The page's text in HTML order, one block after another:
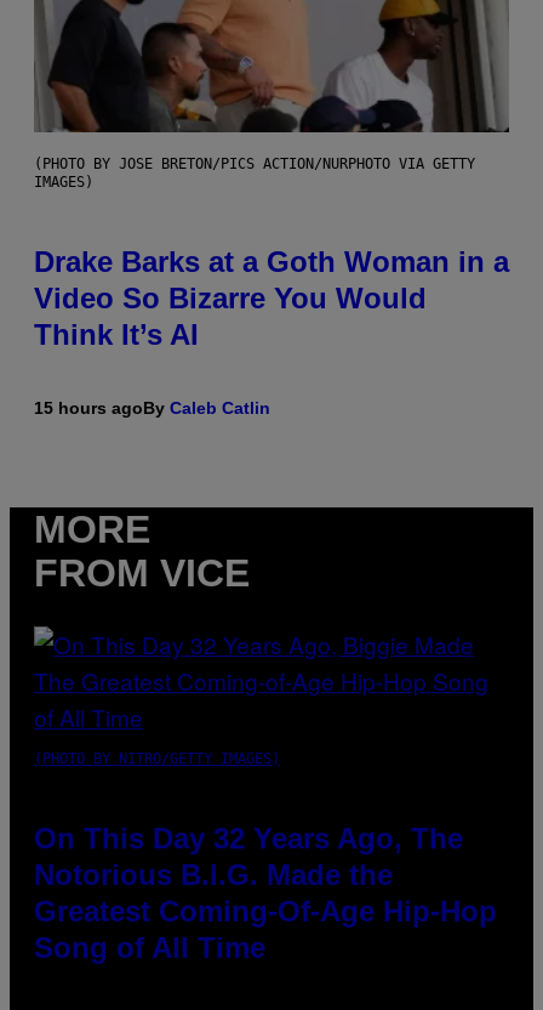
(PHOTO BY JOSE BRETON/PICS ACTION/NURPHOTO VIA GETTY
IMAGES)
Drake Barks at a Goth Woman in a
Video So Bizarre You Would
Think It’s AI
15 hours agoBy Caleb Catlin
MORE
FROM VICE
(PHOTO BY NITRO/GETTY IMAGES)
On This Day 32 Years Ago, The
Notorious B.I.G. Made the
Greatest Coming-Of-Age Hip-Hop
Song of All Time